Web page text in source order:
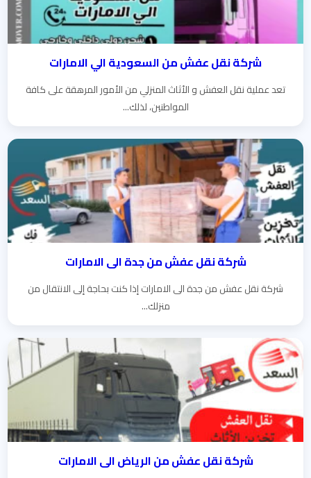
شركة نقل عفش من السعودية الي الامارات
تعد عملية نقل العفش و الأثاث المنزلي من الأمور المرهقة على كافة
المواطنين، لذلك...
شركة نقل عفش من جدة الى الامارات
شركة نقل عفش من جدة الى الامارات إذا كنت بحاجة إلى الانتقال من
منزلك...
شركة نقل عفش من الرياض الى الامارات